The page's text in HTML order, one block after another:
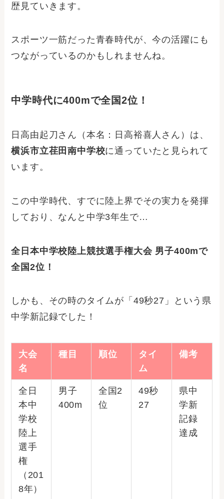
歴見ていきます。
スポーツ一筋だった青春時代が、今の活躍にも
つながっているのかもしれませんね。
中学時代に400mで全国2位！
日高由起刀さん（本名：日高裕喜人さん）は、
横浜市立荏田南中学校に通っていたと見られて
います。
この中学時代、すでに陸上界でその実力を発揮
しており、なんと中学3年生で…
全日本中学校陸上競技選手権大会 男子400mで
全国2位！
しかも、その時のタイムが「49秒27」という県
中学新記録でした！
大会
名
種目 順位
タイ
ム
備考
全日
本中
学校
陸上
選手
権
（201
8年）
男子
400m
全国2
位
49秒
27
県中
学新
記録
達成